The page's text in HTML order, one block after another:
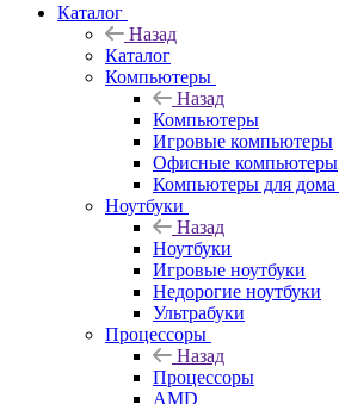
Каталог
Назад
Каталог
Компьютеры
Назад
Компьютеры
Игровые компьютеры
Офисные компьютеры
Компьютеры для
Ноутбуки
Назад
Ноутбуки
Игровые ноутбуки
Недорогие ноутбуки
Ультрабуки
Процессоры
Назад
Процессоры
AMD